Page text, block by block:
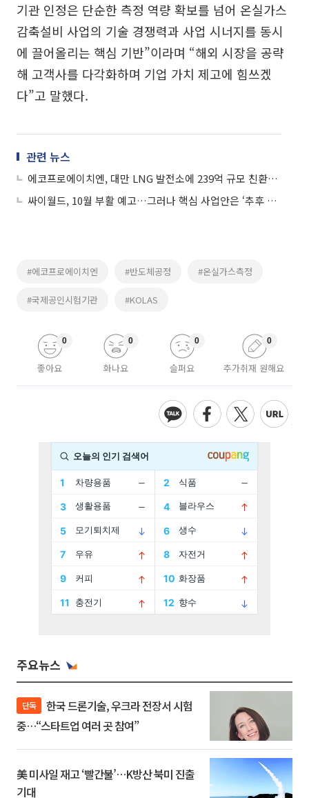
기관 인정은 단순한 측정 역량 확보를 넘어 온실가스
감축설비 사업의 기술 경쟁력과 사업 시너지를 동시
에 끌어올리는 핵심 기반”이라며 “해외 시장을 공략
해 고객사를 다각화하며 기업 가치 제고에 힘쓰겠
다”고 말했다.
관련 뉴스
에코프로에이치엔, 대만 LNG 발전소에 239억 규모 친환경 핵심 설비 수주
싸이월드, 10월 부활 예고…그러나 핵심 사업안은 ‘추후 공개’
#에코프로에이치엔 #반도체공정 #온실가스측정
#국제공인시험기관 #KOLAS
좋아요
0
화나요
0
슬퍼요
0
추가취재 원해요
0
주요뉴스
단독
중…“스타트업 여러 곳 참여”
美 미사일 재고 ‘빨간불’…K방산 북미 진출
기대